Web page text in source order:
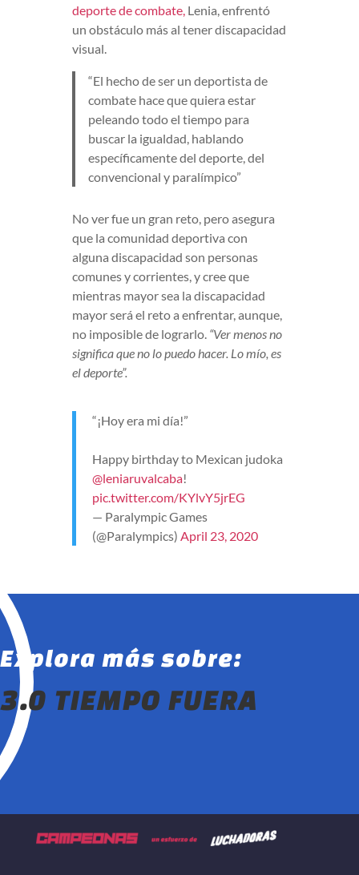
deporte de combate, Lenia, enfrentó
un obstáculo más al tener discapacidad
visual.
“El hecho de ser un deportista de
combate hace que quiera estar
peleando todo el tiempo para
buscar la igualdad, hablando
específicamente del deporte, del
convencional y paralímpico”
No ver fue un gran reto, pero asegura
que la comunidad deportiva con
alguna discapacidad son personas
comunes y corrientes, y cree que
mientras mayor sea la discapacidad
mayor será el reto a enfrentar, aunque,
no imposible de lograrlo. “Ver menos no
significa que no lo puedo hacer. Lo mío, es
el deporte”.
“¡Hoy era mi día!”
Happy birthday to Mexican judoka
@leniaruvalcaba!
pic.twitter.com/KYlvY5jrEG
— Paralympic Games
(@Paralympics)April 23, 2020
Explora más sobre:
3.0 TIEMPO FUERA